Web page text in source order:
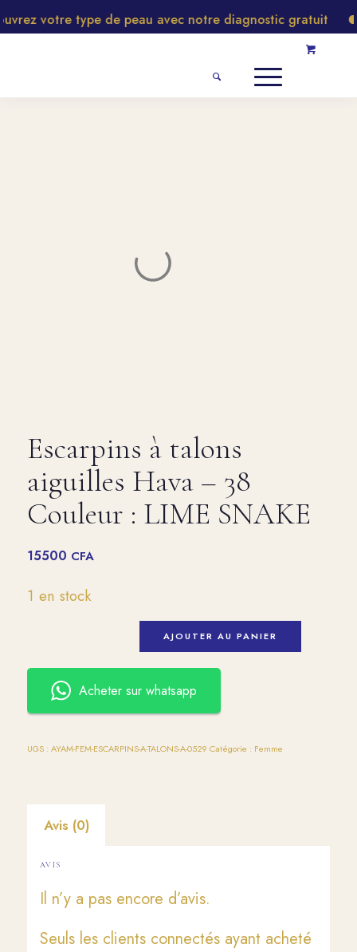
votre type de peau avec notre diagnostic gratuit
Escarpins à talons
aiguilles Hava – 38
Couleur : LIME SNAKE
15500 CFA
1 en stock
AJOUTER AU PANIER
Acheter sur whatsapp
UGS : AYAM-FEM-ESCARPINS-A-TALONS-A-0529 Catégorie : Femme
Avis (0)
AVIS
Il n’y a pas encore d’avis.
Seuls les clients connectés ayant acheté